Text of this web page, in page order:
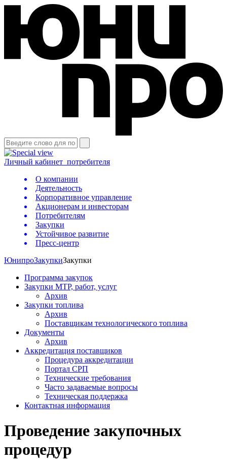
Личный кабинет потребителя
О компании
Деятельность
Корпоративное управление
Акционерам и инвесторам
Потребителям
Закупки
Устойчивое развитие
Пресс-центр
ЮнипроЗакупкиЗакупки
Программа закупок
Закупки МТР, работ, услуг
Архив
Закупки топлива
Архив
Поставщикам технологического топлива
Документы
Архив
Аккредитация поставщиков
Процедура аккредитации
Портал СРП
Технические требования
Часто задаваемые вопросы
Техническая поддержка
Контактная информация
Проведение закупочных
процедур